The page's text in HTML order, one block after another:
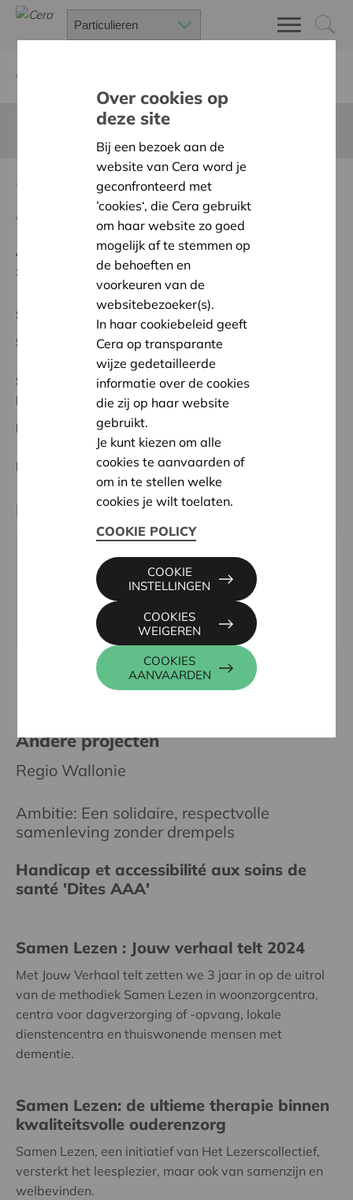
25 ans de Sport pour tous
Terug naar overzicht
Ambitie:
Een solidaire, respectvolle samenleving
zonder drempels
Supraregional Project
Startdatum:
23/04/2025
Status:
In behandeling
Réunion des bureaux
Datum:
23/04/2025
Beslissing: Goedgekeurd
Partner
FéDéRATION MULTISPORTS ADAPTéS, CHAUSSÉE
DE HAECHT 579 40, 1031 BRUXELLES
02 246 42 35
www.sportadapte.be
Andere projecten
Regio Wallonie
Ambitie: Een solidaire, respectvolle
samenleving zonder drempels
Handicap et accessibilité aux soins de
santé 'Dites AAA'
Samen Lezen : Jouw verhaal telt 2024
Met Jouw Verhaal telt zetten we 3 jaar in op de uitrol
van de methodiek Samen Lezen in woonzorgcentra,
centra voor dagverzorging of -opvang, lokale
dienstencentra en thuiswonende mensen met
dementie.
Samen Lezen: de ultieme therapie binnen
kwaliteitsvolle ouderenzorg
Samen Lezen, een initiatief van Het Lezerscollectief,
versterkt het leesplezier, maar ook van samenzijn en
welbevinden.
Over cookies op
deze site
Bij een bezoek aan de
website van Cera word je
geconfronteerd met
’cookies‘, die Cera gebruikt
om haar website zo goed
mogelijk af te stemmen op
de behoeften en
voorkeuren van de
websitebezoeker(s).
In haar cookiebeleid geeft
Cera op transparante
wijze gedetailleerde
informatie over de cookies
die zij op haar website
gebruikt.
Je kunt kiezen om alle
cookies te aanvaarden of
om in te stellen welke
cookies je wilt toelaten.
COOKIE POLICY
COOKIES
AANVAARDEN
COOKIES
WEIGEREN
COOKIE
INSTELLINGEN